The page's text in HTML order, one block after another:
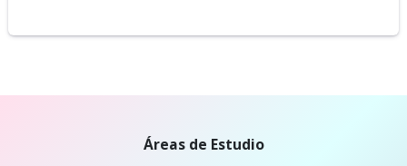
Áreas de Estudio